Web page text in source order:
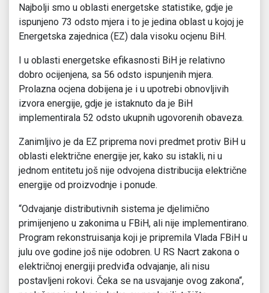
Najbolji smo u oblasti energetske statistike, gdje je
ispunjeno 73 odsto mjera i to je jedina oblast u kojoj je
Energetska zajednica (EZ) dala visoku ocjenu BiH.
I u oblasti energetske efikasnosti BiH je relativno
dobro ocijenjena, sa 56 odsto ispunjenih mjera.
Prolazna ocjena dobijena je i u upotrebi obnovljivih
izvora energije, gdje je istaknuto da je BiH
implementirala 52 odsto ukupnih ugovorenih obaveza.
Zanimljivo je da EZ priprema novi predmet protiv BiH u
oblasti električne energije jer, kako su istakli, ni u
jednom entitetu još nije odvojena distribucija električne
energije od proizvodnje i ponude.
“Odvajanje distributivnih sistema je djelimično
primijenjeno u zakonima u FBiH, ali nije implementirano.
Program rekonstruisanja koji je pripremila Vlada FBiH u
julu ove godine još nije odobren. U RS Nacrt zakona o
električnoj energiji predviđa odvajanje, ali nisu
postavljeni rokovi. Čeka se na usvajanje ovog zakona“,